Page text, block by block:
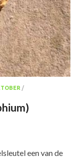
/
een van de